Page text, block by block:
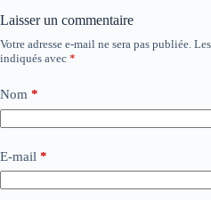
Laisser un commentaire
Votre adresse e-mail ne sera pas publiée.
indiqués avec *
Nom *
E-mail *